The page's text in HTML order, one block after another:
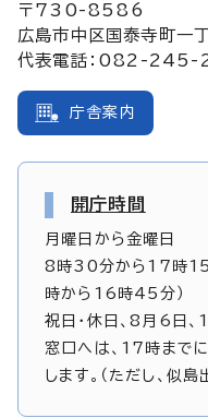
〒730-8586
広島市中区国泰寺町一
代表電話：082-245-
庁舎案内
開庁時間
月曜日から金曜日
8時30分から17時15
時から16時45分）
祝日・休日、8月6日
窓口へは、17時まで
します。（ただし、似